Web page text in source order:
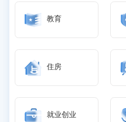
教育
住房
就业创业